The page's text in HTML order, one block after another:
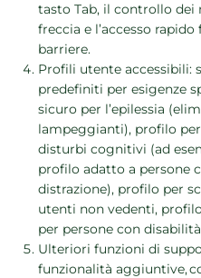
tasto Tab, il controllo dei
freccia e l’accesso
barriere.
Profili utente accessibili:
predefiniti per esigenze
sicuro per l’epilessia
lampeggianti), profilo
disturbi cognitivi (ad
profilo adatto a persone
distrazione), profilo per
utenti non vedenti,
per persone con
Ulteriori funzioni di
funzionalità aggiuntive,